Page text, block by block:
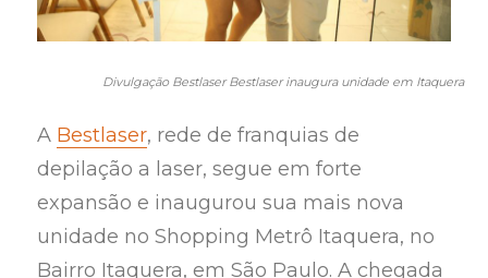
Divulgação Bestlaser Bestlaser inaugura unidade em Itaquera
A Bestlaser, rede de franquias de
depilação a laser, segue em forte
expansão e inaugurou sua mais nova
unidade no Shopping Metrô Itaquera, no
Bairro Itaquera, em São Paulo. A chegada